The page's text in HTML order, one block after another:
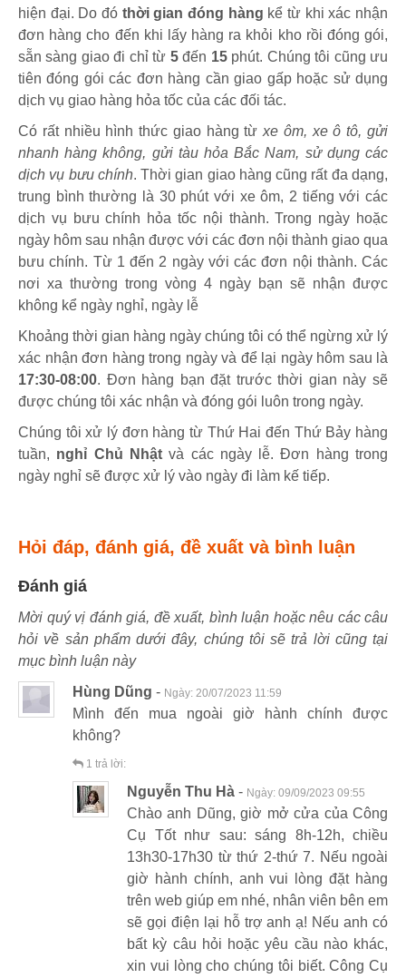
hiện đại. Do đó thời gian đóng hàng kể từ khi xác nhận
đơn hàng cho đến khi lấy hàng ra khỏi kho rồi đóng gói,
sẵn sàng giao đi chỉ từ 5đến 15 phút. Chúng tôi cũng ưu
tiên đóng gói các đơn hàng cần giao gấp hoặc sử dụng
dịch vụ giao hàng hỏa tốc của các đối tác.
Có rất nhiều hình thức giao hàng từxe ôm, xe ô tô, gửi
nhanh hàng không, gửi tàu hỏa Bắc Nam, sử dụng các
dịch vụ bưu chính. Thời gian giao hàng cũng rất đa dạng,
trung bình thường là 30 phút với xe ôm, 2 tiếng với các
dịch vụ bưu chính hỏa tốc nội thành. Trong ngày hoặc
ngày hôm sau nhận được với các đơn nội thành giao qua
bưu chính. Từ 1 đến 2 ngày với các đơn nội thành. Các
nơi xa thường trong vòng 4 ngày bạn sẽ nhận được
không kể ngày nghỉ, ngày lễ
Khoảng thời gian hàng ngày chúng tôi có thể ngừng xử lý
xác nhận đơn hàng trong ngày và để lại ngày hôm sau là
17:30-08:00. Đơn hàng bạn đặt trước thời gian này sẽ
được chúng tôi xác nhận và đóng gói luôn trong ngày.
Chúng tôi xử lý đơn hàng từ Thứ Hai đến Thứ Bảy hàng
tuần, nghỉ Chủ Nhậtvà các ngày lễ. Đơn hàng trong
ngày nghỉ sẽ được xử lý vào ngày đi làm kế tiếp.
Hỏi đáp, đánh giá, đề xuất và bình luận
Đánh giá
Mời quý vị đánh giá, đề xuất, bình luận hoặc nêu các câu
hỏi về sản phẩm dưới đây, chúng tôi sẽ trả lời cũng tại
mục bình luận này
Hùng Dũng - Ngày: 20/07/2023 11:59
Mình đến mua ngoài giờ hành chính được
không?
1 trả lời:
Nguyễn Thu Hà - Ngày: 09/09/2023 09:55
Chào anh Dũng, giờ mở cửa của Công
Cụ Tốt như sau: sáng 8h-12h, chiều
13h30-17h30 từ thứ 2-thứ 7. Nếu ngoài
giờ hành chính, anh vui lòng đặt hàng
trên web giúp em nhé, nhân viên bên em
sẽ gọi điện lại hỗ trợ anh ạ! Nếu anh có
bất kỳ câu hỏi hoặc yêu cầu nào khác,
xin vui lòng cho chúng tôi biết. Công Cụ